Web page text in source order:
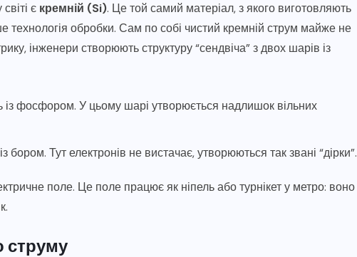
є кремній (Si). Це той самий матеріал, з якого виготовляють
технологія обробки. Сам по собі чистий кремній струм майже не
інженери створюють структуру “сендвіча” з двох шарів із
із фосфором. У цьому шарі утворюється надлишок вільних
бором. Тут електронів не вистачає, утворюються так звані “дірки”.
поле. Це поле працює як ніпель або турнікет у метро: воно
струму